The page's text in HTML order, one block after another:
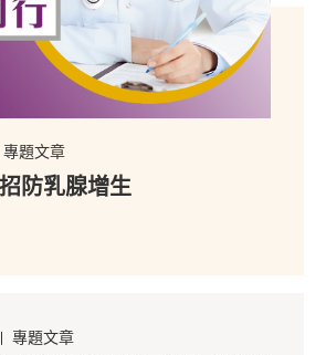
專題文章
防乳腺增生
專題文章